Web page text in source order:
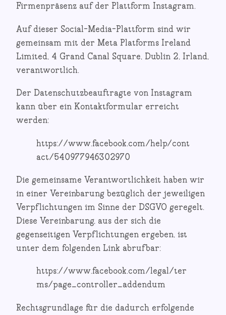
Firmenpräsenz auf der Plattform Instagram.
Auf dieser Social-Media-Plattform sind wir
gemeinsam mit der Meta Platforms Ireland
Limited, 4 Grand Canal Square, Dublin 2, Irland,
verantwortlich.
Der Datenschutzbeauftragte von Instagram
kann über ein Kontaktformular erreicht
werden:
https://www.facebook.com/help/cont
act/540977946302970
Die gemeinsame Verantwortlichkeit haben wir
in einer Vereinbarung bezüglich der jeweiligen
Verpflichtungen im Sinne der DSGVO geregelt.
Diese Vereinbarung, aus der sich die
gegenseitigen Verpflichtungen ergeben, ist
unter dem folgenden Link abrufbar:
https://www.facebook.com/legal/ter
ms/page_controller_addendum
Rechtsgrundlage für die dadurch erfolgende